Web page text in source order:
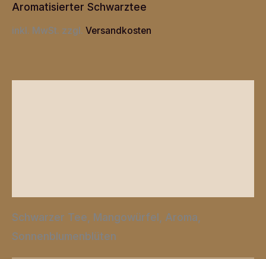
Aromatisierter Schwarztee
inkl. MwSt. zzgl. Versandkosten
Schwarzer Tee, Mangowürfel, Aroma,
Sonnenblumenblüten